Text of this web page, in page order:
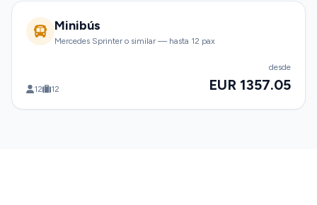
Minibús
Mercedes Sprinter o similar — hasta 12 pax
12 12
desde
EUR 1357.05